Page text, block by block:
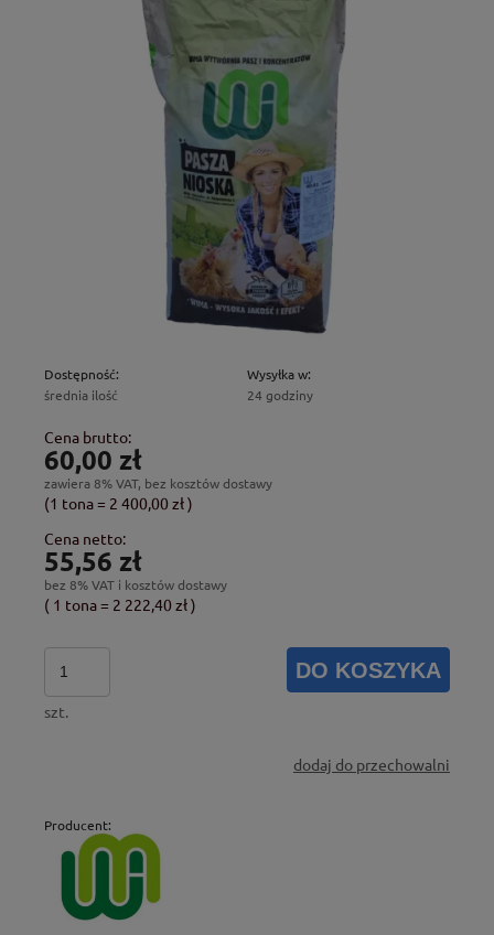
Dostępność:
średnia ilość
Wysyłka w:
24 godziny
Cena brutto:
60,00 zł
zawiera 8% VAT, bez kosztów dostawy
(1 tona= 2 400,00 zł)
Cena netto:
55,56 zł
bez 8% VAT i kosztów dostawy
( 1 tona= 2 222,40 zł)
szt.
DO KOSZYKA
dodaj do przechowalni
Producent: